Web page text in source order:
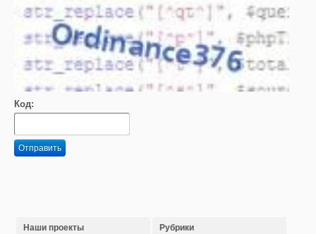
Код:
Отправить
Наши проекты Рубрики